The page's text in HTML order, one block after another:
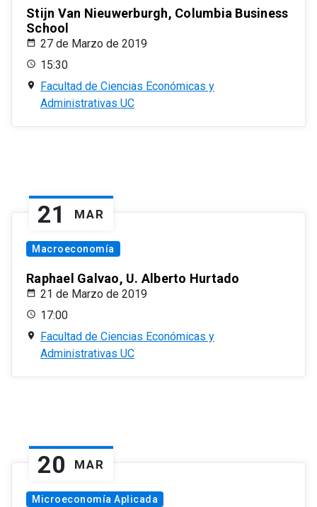
Stijn Van Nieuwerburgh, Columbia Business
School
27 de Marzo de 2019
15:30
Facultad de Ciencias Económicas y
Administrativas UC
21 MAR
Macroeconomía
Raphael Galvao, U. Alberto Hurtado
21 de Marzo de 2019
17:00
Facultad de Ciencias Económicas y
Administrativas UC
20 MAR
Microeconomía Aplicada